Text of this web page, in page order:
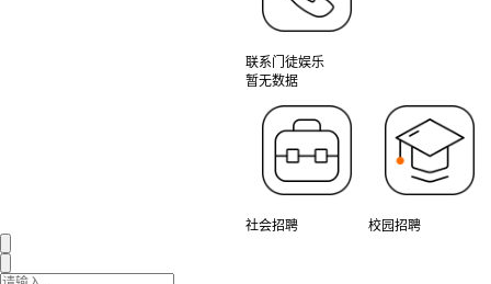
联系门徒娱乐
暂无数据
社会招聘 校园招聘